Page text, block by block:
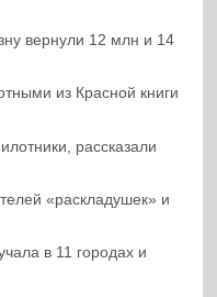
вернули 12 млн и 14
из Красной книги
рассказали
«раскладушек» и
в 11 городах и